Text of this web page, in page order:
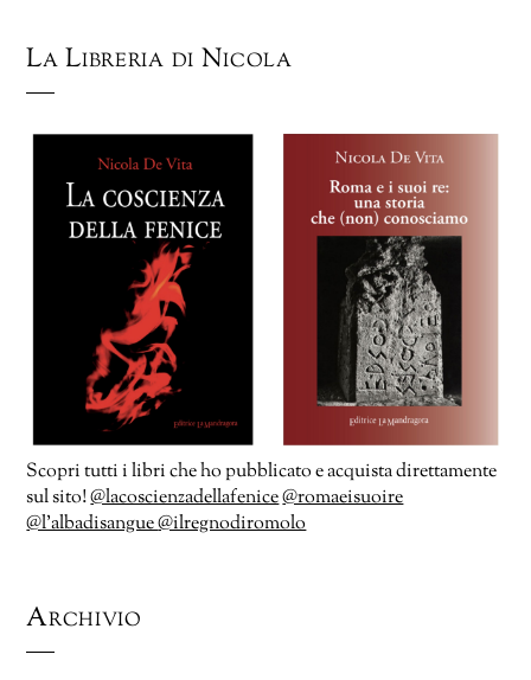
La Libreria di Nicola
Scopri tutti i libri che ho pubblicato e acquista direttamente
sul sito!@lacoscienzadellafenice@romaeisuoire
@l’albadisangue@ilregnodiromolo
Archivio